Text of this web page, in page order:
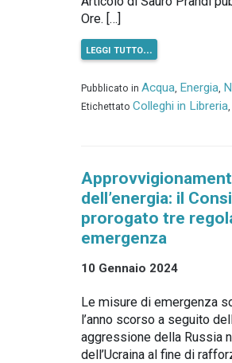
Ore. […]
leggi tutto…
Pubblicato in Acqua, Energia,
Etichettato Colleghi in Libreria
dell’energia: il
prorogato tre
emergenza
10 Gennaio 2024
Le misure di emergenza
l’anno scorso a seguito
aggressione della Russia
dell’Ucraina al fine di